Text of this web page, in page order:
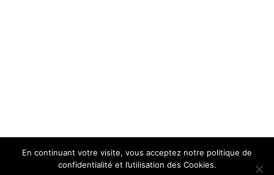
En continuant votre visite, vous acceptez notre politique de
confidentialité et l’utilisation des Cookies.